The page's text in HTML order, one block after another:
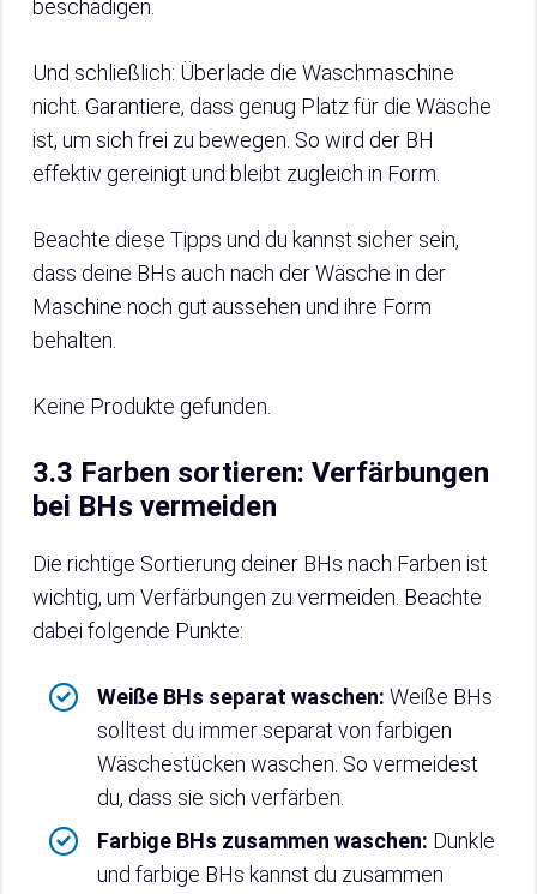
beschädigen.
Und schließlich: Überlade die Waschmaschine
nicht. Garantiere, dass genug Platz für die Wäsche
ist, um sich frei zu bewegen. So wird der BH
effektiv gereinigt und bleibt zugleich in Form.
Beachte diese Tipps und du kannst sicher sein,
dass deine BHs auch nach der Wäsche in der
Maschine noch gut aussehen und ihre Form
behalten.
Keine Produkte gefunden.
3.3 Farben sortieren: Verfärbungen
bei BHs vermeiden
Die richtige Sortierung deiner BHs nach Farben ist
wichtig, um Verfärbungen zu vermeiden. Beachte
dabei folgende Punkte:
Weiße BHs separat waschen: Weiße BHs
solltest du immer separat von farbigen
Wäschestücken waschen. So vermeidest
du, dass sie sich verfärben.
Farbige BHs zusammen waschen: Dunkle
und farbige BHs kannst du zusammen